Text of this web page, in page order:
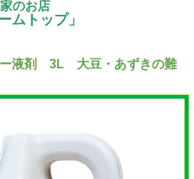
のお店
ムトップ」
ー液剤 3L 大豆・あずきの難